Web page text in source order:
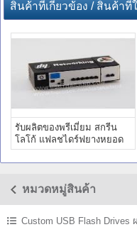
สินค้าที่เกี่ยวข้อง / สินค้าที่
รับผลิตของพรีเมี่ยม สกรีน
โลโก้ แฟลชไดร์ฟยางหยอด
พร้อมติดโลโก้ KMIT
หมวดหมู่สินค้า
Custom USB Flash Drives